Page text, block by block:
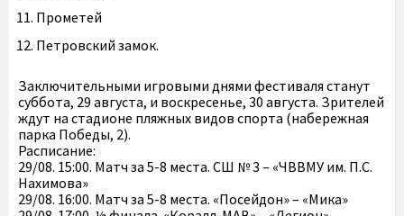
Прометей
Петровский замок.
Заключительными игровыми днями фестиваля станут
суббота, 29 августа, и воскресенье, 30 августа. Зрителей
ждут на стадионе пляжных видов спорта (набережная
парка Победы, 2).
Расписание:
29/08. 15:00. Матч за 5-8 места. СШ № 3 – «ЧВВМУ им. П.С.
Нахимова»
29/08. 16:00. Матч за 5-8 места. «Посейдон» – «Мика»